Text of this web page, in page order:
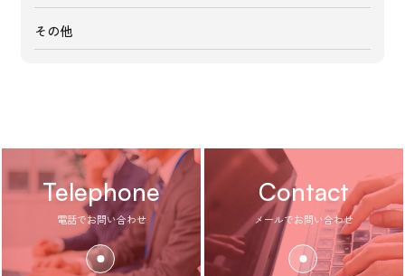
その他
Telephone
電話でお問い合わせ
Contact
メールでお問い合わせ